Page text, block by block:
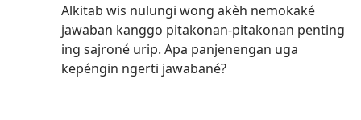
Alkitab wis nulungi wong akèh nemokaké
jawaban kanggo pitakonan-pitakonan penting
ing sajroné urip. Apa panjenengan uga
kepéngin ngerti jawabané?